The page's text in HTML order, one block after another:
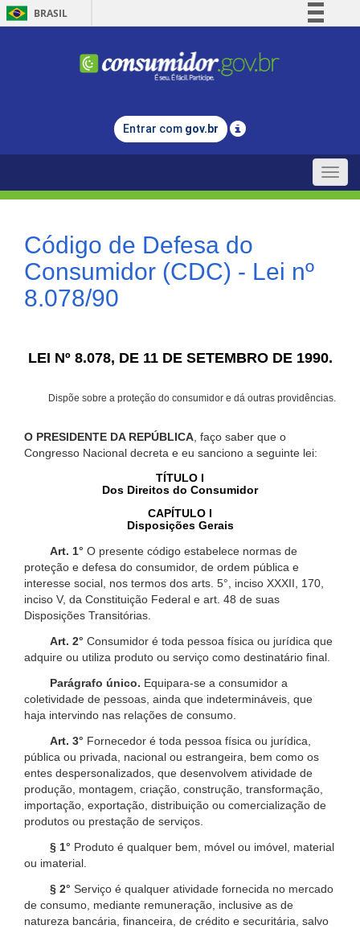
BRASIL
Comunica BR
Legislação
Entrar com gov.br
Toggle
Código de Defesa do
Consumidor (CDC) - Lei nº
8.078/90
LEI Nº 8.078, DE 11 DE SETEMBRO DE 1990.
Dispõe sobre a proteção do consumidor e dá outras providências.
O PRESIDENTE DA REPÚBLICA , faço saber que o
Congresso Nacional decreta e eu sanciono a seguinte lei:
TÍTULO I
Dos Direitos do Consumidor
CAPÍTULO I
Disposições Gerais
Art. 1° O presente código estabelece normas de
proteção e defesa do consumidor, de ordem pública e
interesse social, nos termos dos arts. 5°, inciso XXXII, 170,
inciso V, da Constituição Federal e art. 48 de suas
Disposições Transitórias.
Art. 2° Consumidor é toda pessoa física ou jurídica que
adquire ou utiliza produto ou serviço como destinatário final.
Parágrafo único. Equipara-se a consumidor a
coletividade de pessoas, ainda que indetermináveis, que
haja intervindo nas relações de consumo.
Art. 3° Fornecedor é toda pessoa física ou jurídica,
pública ou privada, nacional ou estrangeira, bem como os
entes despersonalizados, que desenvolvem atividade de
produção, montagem, criação, construção, transformação,
importação, exportação, distribuição ou comercialização de
produtos ou prestação de serviços.
§ 1° Produto é qualquer bem, móvel ou imóvel, material
ou imaterial.
§ 2° Serviço é qualquer atividade fornecida no mercado
de consumo, mediante remuneração, inclusive as de
natureza bancária, financeira, de crédito e securitária, salvo